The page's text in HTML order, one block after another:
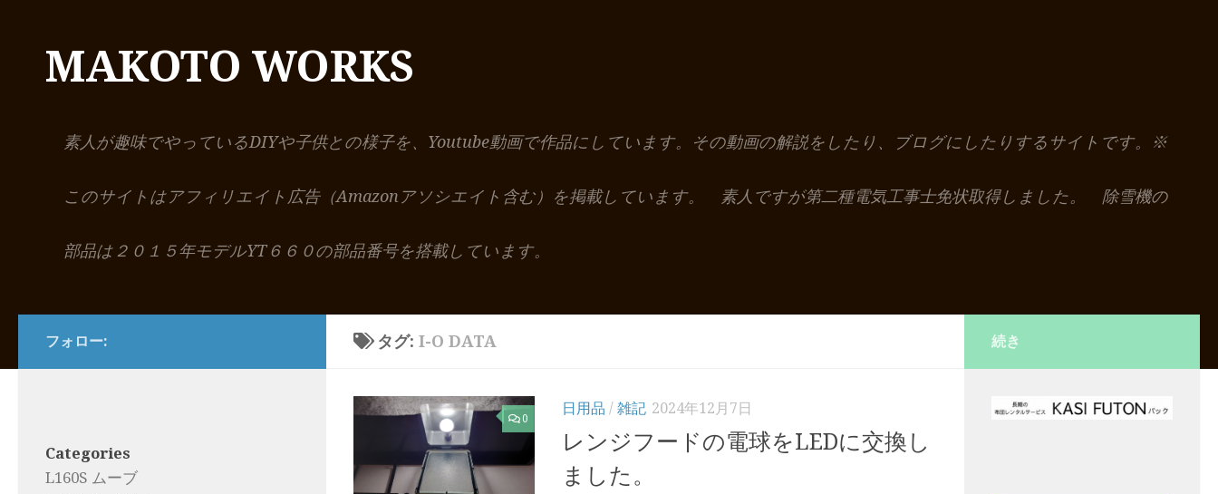
MAKOTO WORKS
素人が趣味でやっているDIYや子供との様子を、Youtube動画で作品にしています。その動画の解説をしたり、ブログにしたりするサイトです。※
このサイトはアフィリエイト広告（Amazonアソシエイト含む）を掲載しています。 素人ですが第二種電気工事士免状取得しました。 除雪機の
部品は２０１５年モデルYT６６０の部品番号を搭載しています。
タグ:I-O DATA
0
日用品 / 雑記 2024年12月7日
レンジフードの電球をLEDに交換し
ました。
フォロー:
Categories
L160S ムーブ
続き